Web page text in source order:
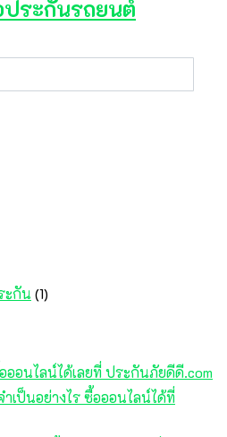
ประกันรถยนต์
ะกัน (1)
อนไลน์ได้เลยที่ ประกันภัยดีดี.com
เป็นอย่างไร ซื้อออนไลน์ได้ที่